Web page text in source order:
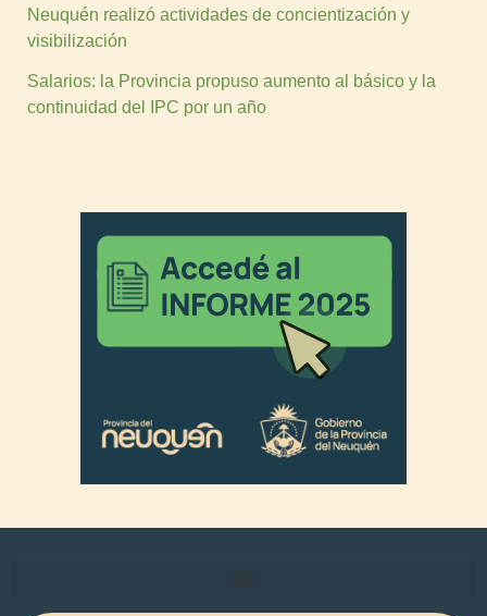
Neuquén realizó actividades de concientización y
visibilización
Salarios: la Provincia propuso aumento al básico y la
continuidad del IPC por un año